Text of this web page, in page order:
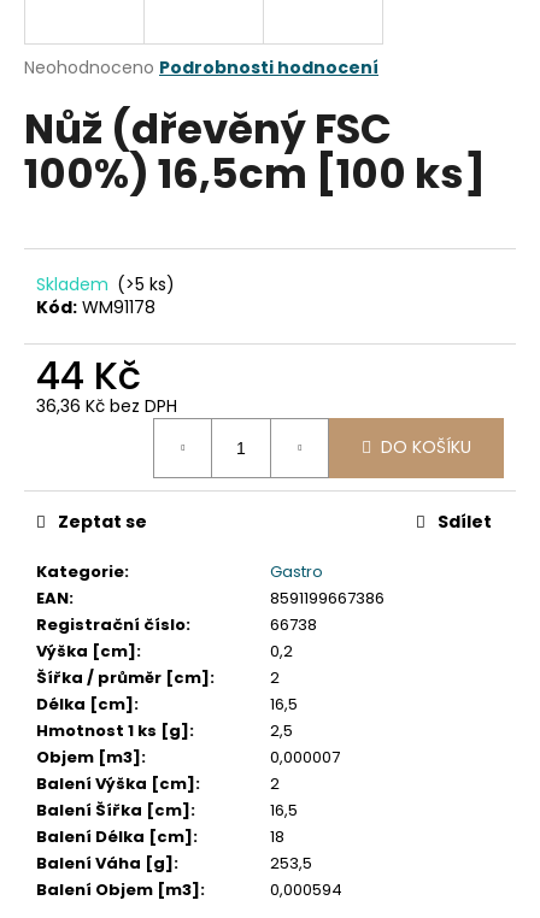
Průměrné
produktu
je
0,0
Neohodnoceno Podrobnosti hodnocení
Nůž (dřevěný FSC
100%) 16,5cm [100 ks]
Skladem (>5 ks)
Kód: WM91178
44 Kč
36,36 Kč bez DPH
DO KOŠÍKU
Kategorie:
Gastro
EAN:
8591199667386
Registrační číslo:
66738
Výška [cm]:
0,2
Šířka / průměr [cm]:
2
Délka [cm]:
16,5
Hmotnost 1 ks [g]:
2,5
Objem [m3]:
0,000007
Balení Výška [cm]:
2
Balení Šířka [cm]:
16,5
Balení Délka [cm]:
18
Balení Váha [g]:
253,5
Balení Objem [m3]: 0,000594
Zeptat se Sdílet
j
t
?
D
o
r
u
u
e
m
e
KELÍMEK
(RPET)
ČIRÝ
Ø95MM
0,3L
[50
KS]
98